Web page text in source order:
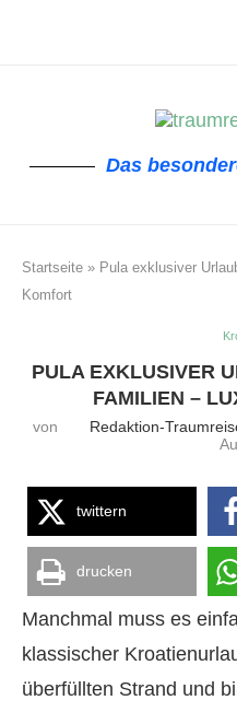
Das
Startseite » Pula exklusiver
Komfort
PULA EXKLUSIVER
FAMILIEN –
von Redaktion-
twittern
drucken
Manchmal muss es
klassischer
überfüllten Strand und